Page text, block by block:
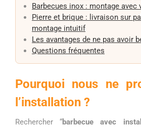
Barbecues inox : montage avec
Pierre et brique : livraison sur
montage intuitif
Les avantages de ne pas avoir
Questions fréquentes
Pourquoi nous ne
l’installation ?
Rechercher “barbecue avec